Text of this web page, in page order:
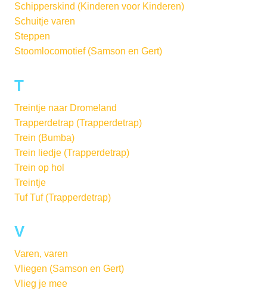
Schipperskind (Kinderen voor Kinderen)
Schuitje varen
Steppen
Stoomlocomotief (Samson en Gert)
T
Treintje naar Dromeland
Trapperdetrap (Trapperdetrap)
Trein (Bumba)
Trein liedje (Trapperdetrap)
Trein op hol
Treintje
Tuf Tuf (Trapperdetrap)
V
Varen, varen
Vliegen (Samson en Gert)
Vlieg je mee